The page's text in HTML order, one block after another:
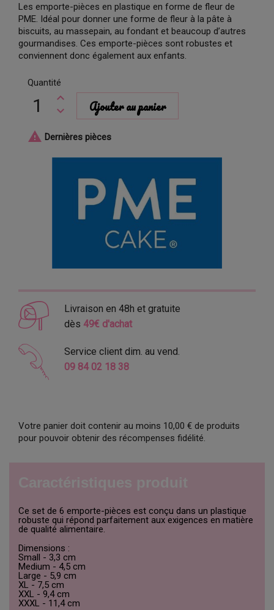
Les emporte-pièces en plastique en forme de fleur de
PME. Idéal pour donner une forme de fleur à la pâte à
biscuits, au massepain, au fondant et beaucoup d’autres
gourmandises. Ces emporte-pièces sont robustes et
conviennent donc également aux enfants.
Quantité
Ajouter au panier
 Dernières pièces
Livraison en 48h et gratuite
dès 49€ d'achat
Service client dim. au vend.
09 84 02 18 38
Votre panier doit contenir au moins 10,00 € de produits
pour pouvoir obtenir des récompenses fidélité.
Ce set de 6 emporte-pièces est conçu dans un plastique
robuste qui répond parfaitement aux exigences en matière
de qualité alimentaire.
Dimensions :
Small - 3,3 cm
Medium - 4,5 cm
Large - 5,9 cm
XL - 7,5 cm
XXL - 9,4 cm
XXXL - 11,4 cm